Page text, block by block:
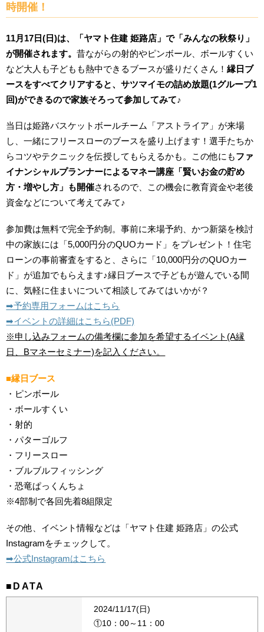
時開催！
11月17日(日)は、「ヤマト住建 姫路店」で「みんなの秋祭り」
が開催されます。昔ながらの射的やピンボール、ボールすくい
など大人も子どもも熱中できるブースが盛りだくさん！縁日ブ
ースをすべてクリアすると、サツマイモの詰め放題(1グループ1
回)ができるので家族そろって参加してみて♪
当日は姫路バスケットボールチーム「アストライア」が来場
し、一緒にフリースローのブースを盛り上げます！選手たちか
らコツやテクニックを伝授してもらえるかも。この他にもファ
イナンシャルプランナーによるマネー講座「賢いお金の貯め
方・増やし方」も開催されるので、この機会に教育資金や老後
資金などについて考えてみて♪
参加費は無料で完全予約制。事前に来場予約、かつ新築を検討
中の家族には「5,000円分のQUOカード」をプレゼント！住宅
ローンの事前審査をすると、さらに「10,000円分のQUOカー
ド」が追加でもらえます♪縁日ブースで子どもが遊んでいる間
に、気軽に住まいについて相談してみてはいかが？
➡︎予約専用フォームはこちら
➡︎イベントの詳細はこちら(PDF)
※申し込みフォームの備考欄に参加を希望するイベント(A縁
日、Bマネーセミナー)を記入ください。
■縁日ブース
・ピンボール
・ボールすくい
・射的
・パターゴルフ
・フリースロー
・ブルブルフィッシング
・恐竜ぱっくんちょ
※4部制で各回先着8組限定
その他、イベント情報などは「ヤマト住建 姫路店」の公式
Instagramをチェックして。
➡︎公式Instagramはこちら
■DATA
2024/11/17(日)
①10：00～11：00